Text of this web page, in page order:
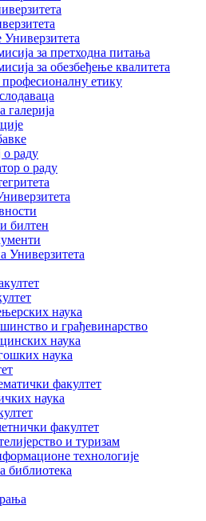
Универзитета
за претходна питања
за обезбеђење квалитета
етику
галерија
о раду
о раду
билтен
Универзитета
наука
и грађевинарство
наука
наука
факултет
наука
факултет
и туризам
технологије
библиотека